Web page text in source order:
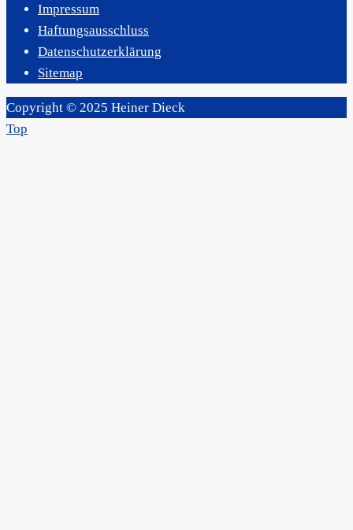
Impressum
Haftungsausschluss
Datenschutzerklärung
Sitemap
Copyright © 2025 Heiner Dieck
Top